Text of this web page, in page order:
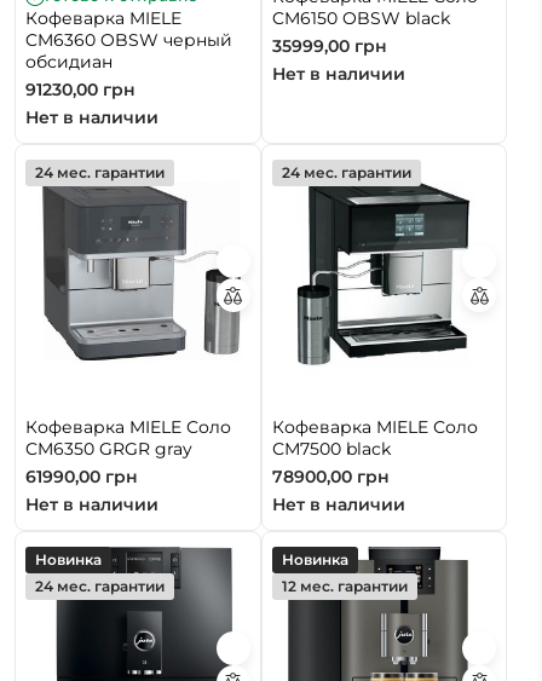
Кофеварка MIELE
CM6360 OBSW черный
обсидиан
91230,00 грн
Нет в наличии
CM6150 OBSW black
35999,00 грн
Нет в наличии
24 мес. гарантии
Кофеварка MIELE Соло
CM6350 GRGR gray
61990,00 грн
Нет в наличии
24 мес. гарантии
Кофеварка MIELE Соло
СМ7500 black
78900,00 грн
Нет в наличии
Новинка
24 мес. гарантии
Новинка
12 мес. гарантии